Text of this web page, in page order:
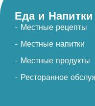
Еда и Напитки
- Местные рецепты
- Местные напитки
- Местные продукты
- Ресторанное